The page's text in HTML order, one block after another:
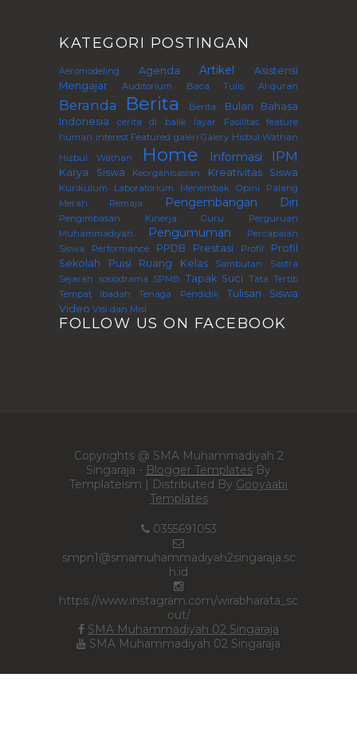
KATEGORI POSTINGAN
Aeromodeling Agenda Artikel
Asistensi
Mengajar
Auditorium Baca Tulis Al-quran
Beranda Berita Berita.
Bulan Bahasa
Indonesia
cerita di balik layar Fasilitas
feature
human interest Featured galeri Galery Hisbul Wathan
Hizbul Wathan
Home Informasi IPM
Karya Siswa Keorganisasian Kreativitas Siswa
Kurikulum Laboratorium Menembak Opini
Palang
Merah Remaja
Pengembangan Diri
Pengimbasan Kinerja Guru Perguruan
Muhammadiyah
Pengumuman
Percapaian
Siswa
Performance PPDB Prestasi Profil
Profil
Sekolah
Puisi Ruang Kelas Sambutan
Sastra
Sejarah sosiodrama SPMB Tapak Suci Tata Tertib
Tempat Ibadah
Tenaga Pendidik
Tulisan Siswa
Video Visi dan Misi
FOLLOW US ON FACEBOOK
Copyrights @ SMA Muhammadiyah 2
Singaraja - Blogger Templates By
Templateism | Distributed By Gooyaabi
Templates
0355691053
smpn1@smamuhammadiyah2singaraja.sc
h.id
https://www.instagram.com/wirabharata_sc
out/
SMA Muhammadiyah 02 Singaraja
SMA Muhammadiyah 02 Singaraja